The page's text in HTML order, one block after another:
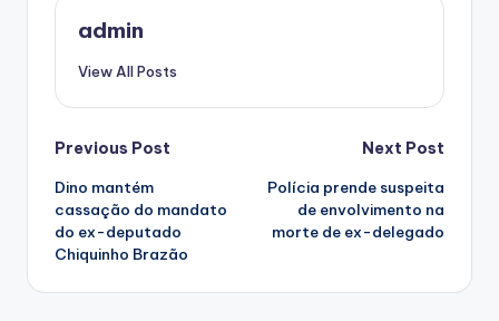
admin
View All Posts
Post
navigation
Previous Post
Dino mantém
cassação do mandato
do ex-deputado
Chiquinho Brazão
Next Post
Polícia prende suspeita
de envolvimento na
morte de ex-delegado